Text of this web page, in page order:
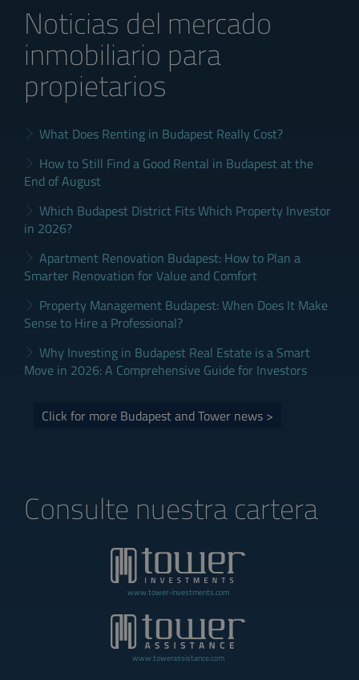
Noticias del mercado
inmobiliario para
propietarios
What Does Renting in Budapest Really Cost?
How to Still Find a Good Rental in Budapest at the
End of August
Which Budapest District Fits Which Property Investor
in 2026?
Apartment Renovation Budapest: How to Plan a
Smarter Renovation for Value and Comfort
Property Management Budapest: When Does It Make
Sense to Hire a Professional?
Why Investing in Budapest Real Estate is a Smart
Move in 2026: A Comprehensive Guide for Investors
Click for more Budapest and Tower news >
Consulte nuestra cartera
www.tower-investments.com
www.towerassistance.com